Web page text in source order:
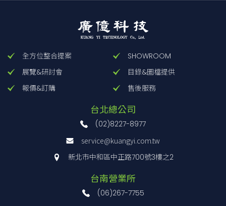
全方位整合提案
SHOWROOM
展覽&研討會
目錄&圖檔提供
報價&訂購
售後服務
台北總公司
(02)8227-8977
service@kuangyi.com.tw
新北市中和區中正路700號3樓之2
台南營業所
(06)267-7755